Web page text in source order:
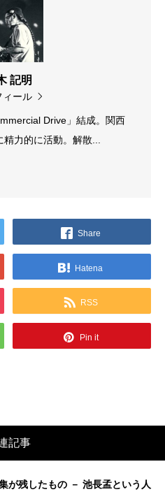
記明
ィール
Drive」結成。関西
力的に活動。解散...
Share
Hatena
RSS
Pin it
記事
が残したもの － 池長孟という人